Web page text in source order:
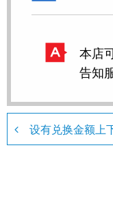
本店
告知
设有兑换金额上